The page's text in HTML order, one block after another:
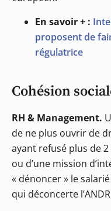
En savoir + :
proposent de
régulatrice
Cohésion
RH & Management.
de ne plus ouvrir de
ayant refusé plus de
ou d’une mission
« dénoncer » le
qui déconcerte